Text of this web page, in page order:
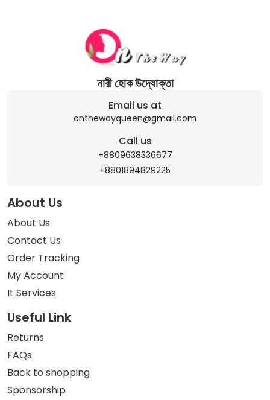
নারী হোক উদ্যোক্তা
Email us at
onthewayqueen@gmail.com
Call us
+8809638336677
+8801894829225
About Us
About Us
Contact Us
Order Tracking
My Account
It Services
Useful Link
Returns
FAQs
Back to shopping
Sponsorship